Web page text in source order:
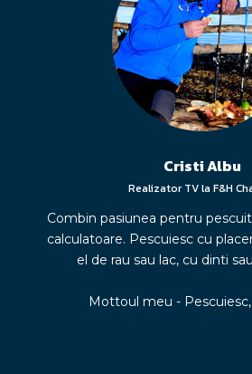
Cristi Albu
Realizator TV la F&H
Combin pasiunea pentru
calculatoare. Pescuiesc cu
el de rau sau lac, cu dinti
Mottoul meu -